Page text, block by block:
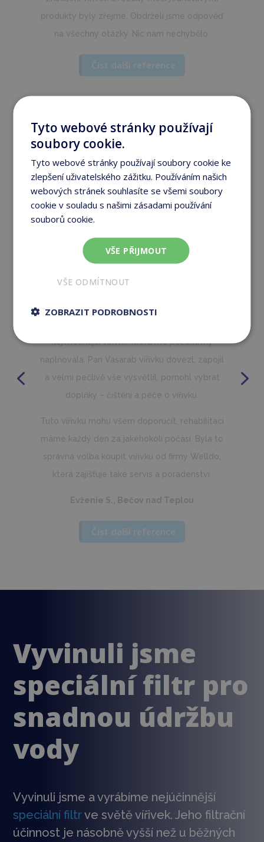
Číst další reference
Reference zákazníků:
Pán Vasaráb se nám velmi ochotně věnoval,
produkt i služby odpovídaly tomu, co bylo
domluveno. Nakonec nás přesvědčil k nákupu
vířivkami je hodně a rozeznat kvalitu předem
dost dobře nejde… takže důvěra v prodejce je
určitě to zásadní.
Používal jsem ji i v mrazu -15 a vše bylo OK.
Splňuje, co bylo avizováno.
dělat, tři roky fungují bez problémů i v těžkých
mrazech, nic se neloupe a vše drží. Čerpadla
jsou dostatečně dimenzovaná a čištění vody
je ok. Cena je sice o něco vyšší než u
Dr. Petr K., Jeseník
Vyvinuli jsme
speciální filtr pro
snadnou údržbu
vody
Vyvinuli jsme a vyrábíme nejúčinnější
speciální filtrve světě vířivek. Jeho filtrační
účinnost je násobně vyšší než u běžných
Tyto webové stránky používají
soubory cookie.
Tyto webové stránky používají soubory cookie ke
zlepšení uživatelského zážitku. Používáním našich
webových stránek souhlasíte se všemi soubory
cookie v souladu s našimi zásadami používání
souborů cookie.
VŠE PŘIJMOUT
VŠE ODMÍTNOUT
ZOBRAZIT PODROBNOSTI